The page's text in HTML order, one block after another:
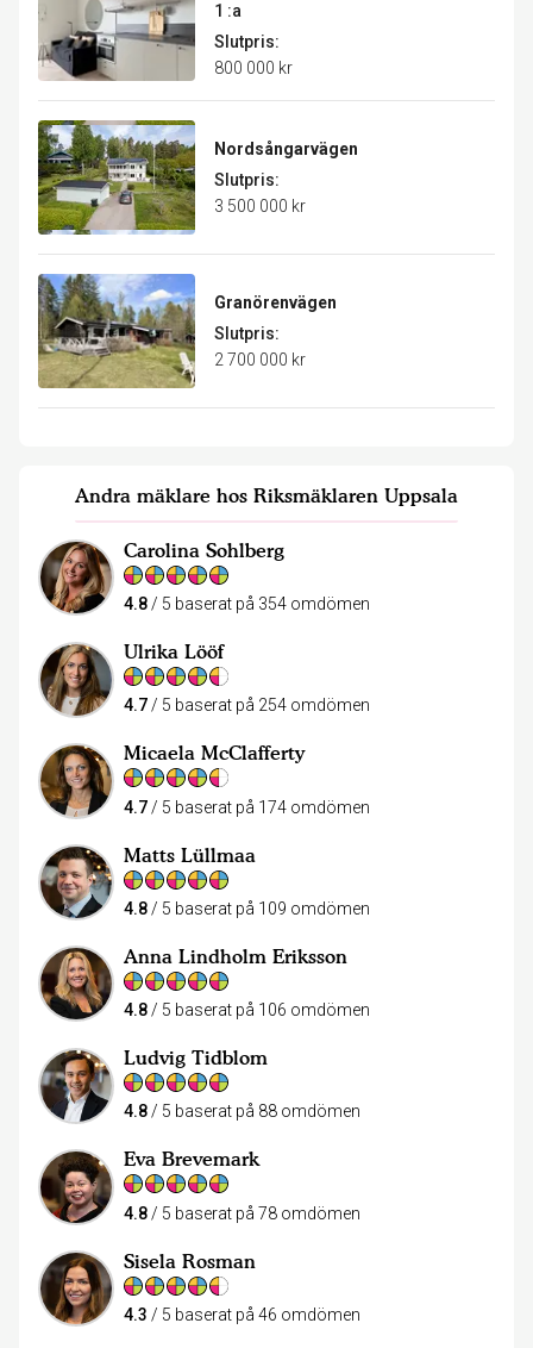
1 :a
Slutpris:
800 000 kr
Nordsångarvägen
Slutpris:
3 500 000 kr
Granörenvägen
Slutpris:
2 700 000 kr
Andra mäklare hos Riksmäklaren Uppsala
Carolina Sohlberg
4.8 / 5 baserat på 354 omdömen
Ulrika Lööf
4.7/ 5 baserat på 254 omdömen
Micaela McClafferty
4.7 / 5 baserat på 174 omdömen
Matts Lüllmaa
4.8 / 5 baserat på 109 omdömen
Anna Lindholm Eriksson
4.8 / 5 baserat på 106 omdömen
Ludvig Tidblom
4.8/ 5 baserat på 88 omdömen
Eva Brevemark
4.8 / 5 baserat på 78 omdömen
Sisela Rosman
4.3 / 5 baserat på 46 omdömen